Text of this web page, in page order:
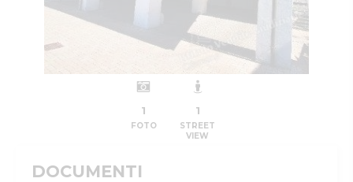
1
FOTO
1
STREET
VIEW
DOCUMENTI